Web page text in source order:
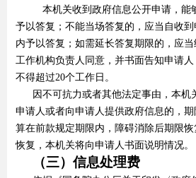
本机关收到政府信息公开申请，能
予以答复；不能当场答复的，应当自收到
内予以答复；如需延长答复期限的，应
工作机构负责人同意，并书面告知申请
不得超过20个工作日。
因不可抗力或者其他法定事由，本机
申请人或者向申请人提供政府信息的，
算在前款规定期限内，障碍消除后期限
恢复，本机关将向申请人书面说明情况。
（三）信息处理费